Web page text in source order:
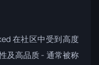
在社区中受到高度
及高品质 - 通常被称